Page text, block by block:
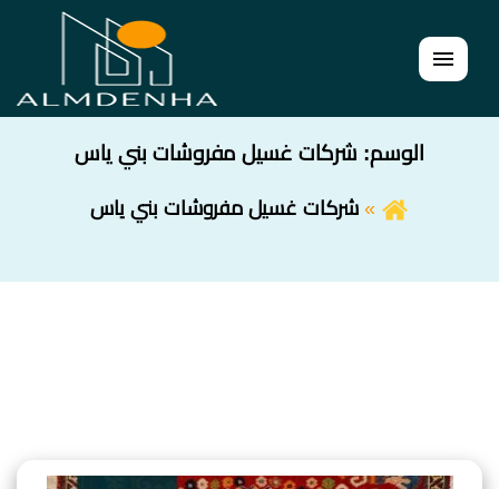
القائمة
الوسم: شركات غسيل مفروشات بني ياس
شركات غسيل مفروشات بني ياس